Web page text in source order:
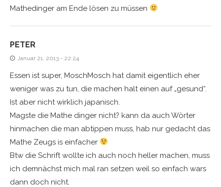
Mathedinger am Ende lösen zu müssen
PETER
Januar 21, 2013 - 22:24
Essen ist super, MoschMosch hat damit eigentlich eher
weniger was zu tun, die machen halt einen auf „gesund“.
Ist aber nicht wirklich japanisch.
Magste die Mathe dinger nicht? kann da auch Wörter
hinmachen die man abtippen muss, hab nur gedacht das
Mathe Zeugs is einfacher
Btw die Schrift wollte ich auch noch heller machen, muss
ich demnächst mich mal ran setzen weil so einfach wars
dann doch nicht.